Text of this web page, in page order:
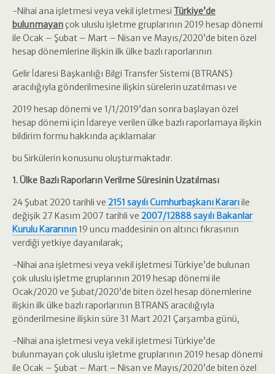
-Nihai ana işletmesi veya vekil işletmesi Türkiye’de
bulunmayan çok uluslu işletme gruplarının 2019 hesap dönemi
ile Ocak – Şubat – Mart – Nisan ve Mayıs/2020’de biten özel
hesap dönemlerine ilişkin ilk ülke bazlı raporlarının
Gelir İdaresi Başkanlığı Bilgi Transfer Sistemi (BTRANS)
aracılığıyla gönderilmesine ilişkin sürelerin uzatılması ve
2019 hesap dönemi ve 1/1/2019’dan sonra başlayan özel
hesap dönemi için İdareye verilen ülke bazlı raporlamaya ilişkin
bildirim formu hakkında açıklamalar
bu Sirkülerin konusunu oluşturmaktadır.
1. Ülke Bazlı Raporların Verilme Süresinin Uzatılması
24 Şubat 2020 tarihli ve 2151 sayılı Cumhurbaşkanı Kararıile
değişik 27 Kasım 2007 tarihli ve 2007/12888 sayılı Bakanlar
Kurulu Kararının 19 uncu maddesinin on altıncı fıkrasının
verdiği yetkiye dayanılarak;
-Nihai ana işletmesi veya vekil işletmesi Türkiye’de bulunan
çok uluslu işletme gruplarının 2019 hesap dönemi ile
Ocak/2020 ve Şubat/2020’de biten özel hesap dönemlerine
ilişkin ilk ülke bazlı raporlarının BTRANS aracılığıyla
gönderilmesine ilişkin süre 31 Mart 2021 Çarşamba günü,
-Nihai ana işletmesi veya vekil işletmesi Türkiye’de
bulunmayan çok uluslu işletme gruplarının 2019 hesap dönemi
ile Ocak – Şubat – Mart – Nisan ve Mayıs/2020’de biten özel